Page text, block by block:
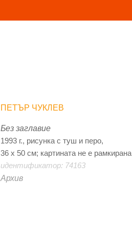
ПЕТЪР ЧУКЛЕВ
Без заглавие
1993 г., рисунка с туш и перо,
36 х 50 см; картината не е рамкирана
идентификатор: 74163
Архив